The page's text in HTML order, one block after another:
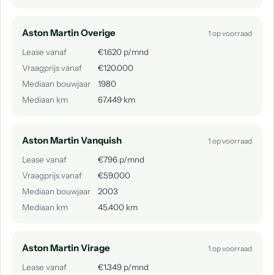
Aston Martin Overige 1 op voorraad
Lease vanaf
€1.620 p/mnd
Vraagprijs vanaf
€120.000
Mediaan bouwjaar
1980
Mediaan km
67.449 km
Aston Martin Vanquish 1 op voorraad
Lease vanaf
€796 p/mnd
Vraagprijs vanaf
€59.000
Mediaan bouwjaar
2003
Mediaan km
45.400 km
Aston Martin Virage 1 op voorraad
Lease vanaf
€1.349 p/mnd